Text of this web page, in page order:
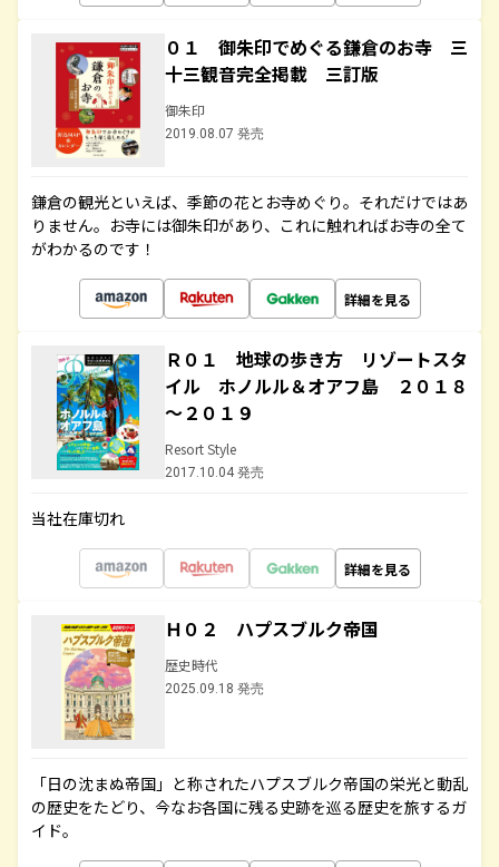
０１ 御朱印でめぐる鎌倉のお寺 三
十三観音完全掲載 三訂版
御朱印
2019.08.07 発売
鎌倉の観光といえば、季節の花とお寺めぐり。それだけではあ
りません。お寺には御朱印があり、これに触れればお寺の全て
がわかるのです！
詳細を見る
Ｒ０１ 地球の歩き方 リゾートスタ
イル ホノルル＆オアフ島 ２０１８
～２０１９
Resort Style
2017.10.04 発売
当社在庫切れ
詳細を見る
Ｈ０２ ハプスブルク帝国
歴史時代
2025.09.18 発売
「日の沈まぬ帝国」と称されたハプスブルク帝国の栄光と動乱
の歴史をたどり、今なお各国に残る史跡を巡る歴史を旅するガ
イド。